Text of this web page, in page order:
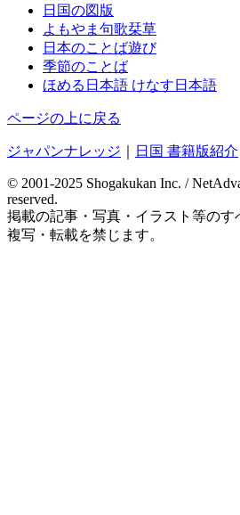
日国の図版
よもやま句歌栞草
日本のことば遊び
季節のことば
ほめる日本語 けなす日本語
ページの上に戻る
ジャパンナレッジ 日国 書籍版紹介
© 2001-2025 Shogakukan Inc. /
reserved.
掲載の記事・写真・イラスト等のす
複写・転載を禁じます。